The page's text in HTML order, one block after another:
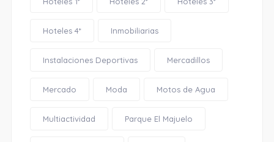
Hoteles 4* Inmobiliarias
Instalaciones Deportivas Mercadillos
Mercado Moda Motos de Agua
Multiactividad Parque El Majuelo